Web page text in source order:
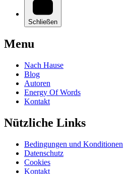
Schließen
Menu
Nach Hause
Blog
Autoren
Energy Of Words
Kontakt
Nützliche Links
Bedingungen und Konditionen
Datenschutz
Cookies
Kontakt